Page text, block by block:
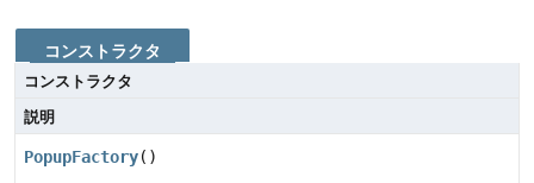
コンストラクタ
コンストラクタ
説明
PopupFactory()